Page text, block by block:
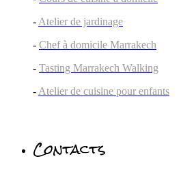
- Atelier de jardinage
- Chef à domicile Marrakech
- Tasting Marrakech Walking
- Atelier de cuisine pour enfants
Contacts